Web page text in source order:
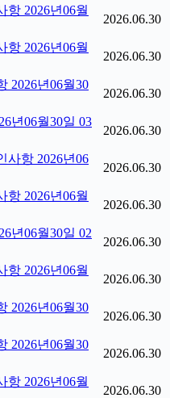
항 2026년06월
2026.06.30
항 2026년06월
2026.06.30
2026년06월30
2026.06.30
년06월30일 03
2026.06.30
사항 2026년06
2026.06.30
항 2026년06월
2026.06.30
년06월30일 02
2026.06.30
항 2026년06월
2026.06.30
2026년06월30
2026.06.30
2026년06월30
2026.06.30
항 2026년06월
2026.06.30